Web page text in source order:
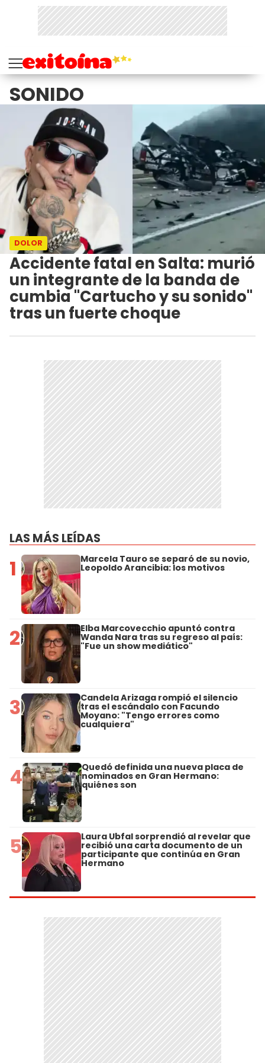
SONIDO
DOLOR
Accidente fatal en Salta: murió
un integrante de la banda de
cumbia "Cartucho y su sonido"
tras un fuerte choque
LAS MÁS LEÍDAS
1 Marcela Tauro se separó de su novio,
Leopoldo Arancibia: los motivos
2 Elba Marcovecchio apuntó contra
Wanda Nara tras su regreso al país:
"Fue un show mediático"
3 Candela Arizaga rompió el silencio
tras el escándalo con Facundo
Moyano: "Tengo errores como
cualquiera"
4 Quedó definida una nueva placa de
nominados en Gran Hermano:
quiénes son
5 Laura Ubfal sorprendió al revelar que
recibió una carta documento de un
participante que continúa en Gran
Hermano